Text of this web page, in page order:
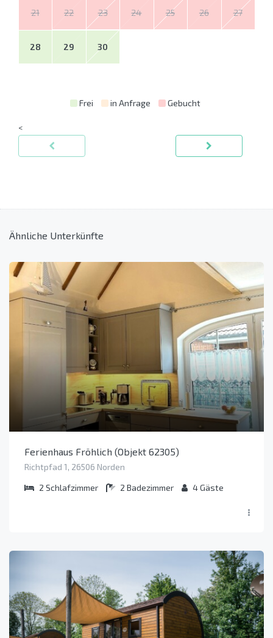
21 22 23 24 25 26 27
28 29 30
Frei in Anfrage Gebucht
<
Ähnliche Unterkünfte
Ferienhaus Fröhlich (Objekt 62305)
Richtpfad 1, 26506 Norden
2 Schlafzimmer 2 Badezimmer 4Gäste